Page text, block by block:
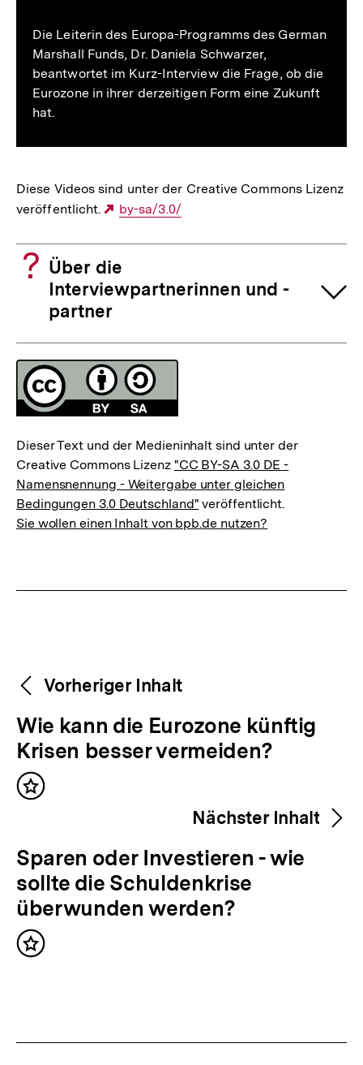
Die Leiterin des Europa-Programms des German
Marshall Funds, Dr. Daniela Schwarzer,
beantwortet im Kurz-Interview die Frage, ob die
Eurozone in ihrer derzeitigen Form eine Zukunft
hat.
Diese Videos sind unter der Creative Commons Lizenz
veröffentlicht.
Externer
by-sa/3.0/
Über die
Interviewpartnerinnen und -
partner
Fussnoten
Lizenz
Dieser Text und der Medieninhalt sind unter der
Creative Commons Lizenz "CC BY-SA 3.0 DE -
Namensnennung - Weitergabe unter gleichen
Bedingungen 3.0 Deutschland" veröffentlicht.
Sie wollen einen Inhalt von bpb.de nutzen?
Weitere
Inhalte
Content-
Navigation
Vorheriger Inhalt
V
o
r
h
r
i
g
e
r
Wie kann die Eurozone künftig
Krisen besser vermeiden?
Inhalt
Nächster Inhalt
N
ä
c
h
s
Sparen oder Investieren - wie
sollte die Schuldenkrise
überwunden werden?
Inhalt